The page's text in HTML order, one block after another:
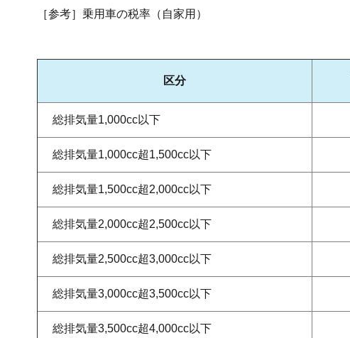
［参考］乗用車の税率（自家用）
区分
総排気量1,000cc以下
総排気量1,000cc超1,500cc以下
総排気量1,500cc超2,000cc以下
総排気量2,000cc超2,500cc以下
総排気量2,500cc超3,000cc以下
総排気量3,000cc超3,500cc以下
総排気量3,500cc超4,000cc以下